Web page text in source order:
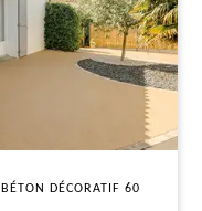
BÉTON DÉCORATIF 60